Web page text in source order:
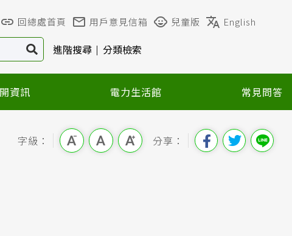
回總處首頁 用戶意見信箱 兒童版 English
進階搜尋 分類檢索
資訊 電力生活館 常見問答
字級： 分享：